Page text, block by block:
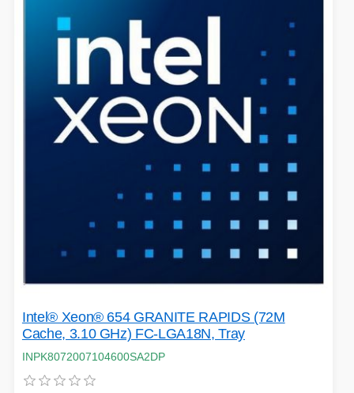
OSTATNÍ - MOBIL
LOKÁTORY
SWITCHE
FRITÉZY
Intel® Xeon® 654 GRANITE RAPIDS (72M
Cache, 3.10 GHz) FC-LGA18N, Tray
INPK8072007104600SA2DP